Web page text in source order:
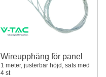
Wireupphäng för panel
1 meter, justerbar höjd, sats med
4 st